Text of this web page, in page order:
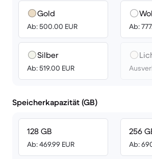
Gold
Ab: 500.00 EUR
Silber
Ab: 519.00 EUR
Ab:
Speicherkapazität (GB)
128 GB
Ab: 469.99 EUR
256
Ab: